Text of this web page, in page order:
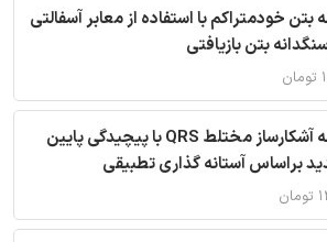
بتن خودمتراکم با استفاده از معابر آسفالتی
بتن بازیافتی
ترجمه مقاله آشکارساز مختلط QRS با پیچیدگی پایین
براساس آستانه گذاری تطبیقی